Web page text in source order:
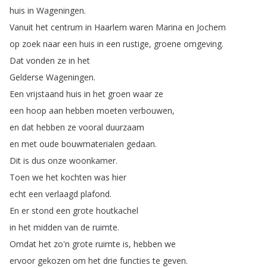
huis in Wageningen.
Vanuit het centrum in Haarlem waren Marina en Jochem
op zoek naar een huis in een rustige, groene omgeving.
Dat vonden ze in het
Gelderse Wageningen.
Een vrijstaand huis in het groen waar ze
een hoop aan hebben moeten verbouwen,
en dat hebben ze vooral duurzaam
en met oude bouwmaterialen gedaan.
Dit is dus onze woonkamer.
Toen we het kochten was hier
echt een verlaagd plafond.
En er stond een grote houtkachel
in het midden van de ruimte.
Omdat het zo'n grote ruimte is, hebben we
ervoor gekozen om het drie functies te geven.